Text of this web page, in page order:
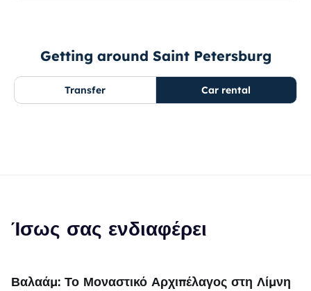
Getting around Saint Petersburg
Transfer Car rental
Ίσως σας ενδιαφέρει
Βαλαάμ: Το Μοναστικό Αρχιπέλαγος στη Λίμνη